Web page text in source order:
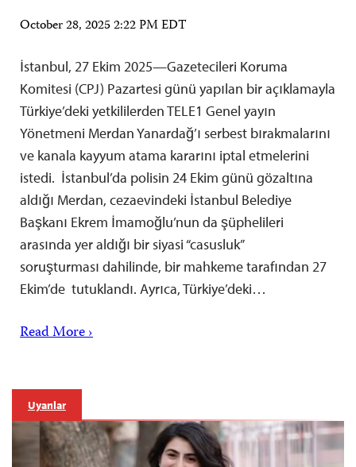
October 28, 2025 2:22 PM EDT
İstanbul, 27 Ekim 2025—Gazetecileri Koruma
Komitesi (CPJ) Pazartesi günü yapılan bir açıklamayla
Türkiye’deki yetkililerden TELE1 Genel yayın
Yönetmeni Merdan Yanardağ’ı serbest bırakmalarını
ve kanala kayyum atama kararını iptal etmelerini
istedi. İstanbul’da polisin 24 Ekim günü gözaltına
aldığı Merdan, cezaevindeki İstanbul Belediye
Başkanı Ekrem İmamoğlu’nun da şüphelileri
arasında yer aldığı bir siyasi “casusluk”
soruşturması dahilinde, bir mahkeme tarafından 27
Ekim’de tutuklandı. Ayrıca, Türkiye’deki…
Read More ›
Uyarılar